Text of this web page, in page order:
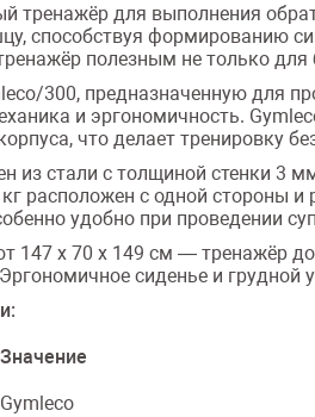
тренажёр для выполнения
способствуя формированию
полезным не только
300, предназначенную для
и эргономичность.
что делает тренировку
из стали с толщиной стенки 3
расположен с одной стороны
удобно при проведении
147 х 70 х 149 см — тренажёр
сиденье и
Значение
Gymleco